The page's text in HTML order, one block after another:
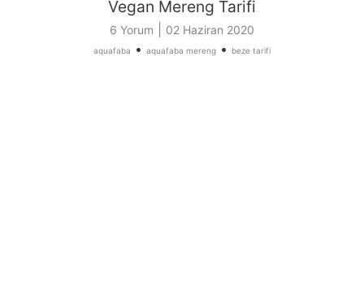
Vegan Mereng Tarifi
6 Yorum 02 Haziran 2020
aquafaba • aquafaba mereng • beze tarifi